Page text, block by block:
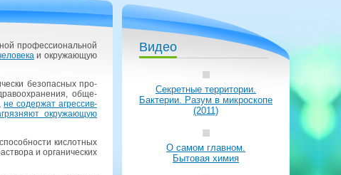
про­фес­си­о­наль­ной
и окру­жа­ю­щую
без­опас­ных про­
об­ще­
не со­дер­жат агрес­сив­
окру­жа­ю­щую
кис­лот­ных
и ор­га­ни­че­ских
Видео
Секретные территории.
Бактерии. Разум в микроскопе
(2011)
О самом главном.
Бытовая химия